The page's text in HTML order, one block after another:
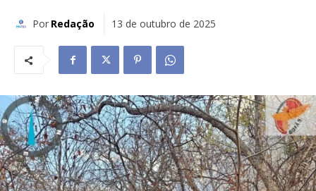
Por Redação 13 de outubro de 2025